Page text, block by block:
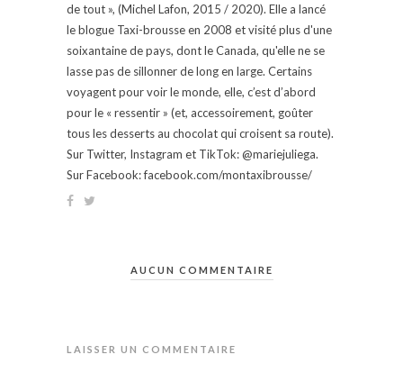
de tout », (Michel Lafon, 2015 / 2020). Elle a lancé
le blogue Taxi-brousse en 2008 et visité plus d'une
soixantaine de pays, dont le Canada, qu'elle ne se
lasse pas de sillonner de long en large. Certains
voyagent pour voir le monde, elle, c’est d’abord
pour le « ressentir » (et, accessoirement, goûter
tous les desserts au chocolat qui croisent sa route).
Sur Twitter, Instagram et TikTok: @mariejuliega.
Sur Facebook: facebook.com/montaxibrousse/
AUCUN COMMENTAIRE
LAISSER UN COMMENTAIRE